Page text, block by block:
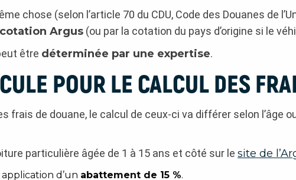
chose (selon l’article 70 du CDU, Code des Douanes de
Argus (ou par la cotation du pays d’origine si le
être déterminée par une expertise.
POUR LE CALCUL DES
frais de douane, le calcul de ceux-ci va différer selon l’âge
particulière âgée de 1 à 15 ans et côté sur le site de
d’un abattement de 15 %.